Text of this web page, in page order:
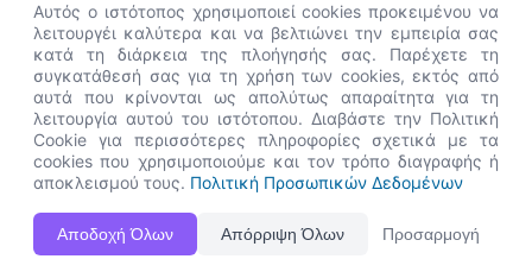
Η Ιστοσελίδα ΑνΑΔ είναι πλήρως συμβατή με τις νεότερες εκδόσεις, Google Chrome, Mozilla Firefox,
Apple Safari καθώς και Internet Explorer.
👋 Καλώς ήρθες! Είμαι η Νόησις.
Πες μου πώς μπορώ να σε βοηθήσω
σήμερα.
Αυτός ο ιστότοπος χρησιμοποιεί cookies προκειμένου να
λειτουργέι καλύτερα και να βελτιώνει την εμπειρία σας
κατά τη διάρκεια της πλοήγησής σας. Παρέχετε τη
συγκατάθεσή σας για τη χρήση των cookies, εκτός από
αυτά που κρίνονται ως απολύτως απαραίτητα για τη
λειτουργία αυτού του ιστότοπου. Διαβάστε την Πολιτική
Cookie για περισσότερες πληροφορίες σχετικά με τα
cookies που χρησιμοποιούμε και τον τρόπο διαγραφής ή
αποκλεισμού τους. Πολιτική Προσωπικών Δεδομένων
Αποδοχή Όλων Απόρριψη Όλων Προσαρμογή